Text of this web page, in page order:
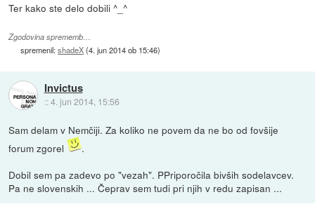
Ter kako ste delo dobili ^_^
Zgodovina sprememb…
spremenil:shadeX(4. jun 2014 ob 15:46)
Invictus
::4. jun 2014, 15:56
Sam delam v Nemčiji. Za koliko ne povem da ne bo od fovšije
forum zgorel
.
Dobil sem pa zadevo po "vezah". PPriporočila bivših sodelavcev.
Pa ne slovenskih ... Čeprav sem tudi pri njih v redu zapisan ...